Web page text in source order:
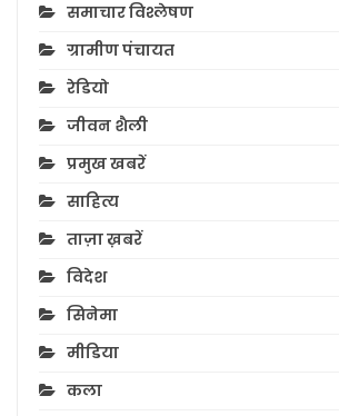
समाचार विश्लेषण
ग्रामीण पंचायत
रेडियो
जीवन शैली
प्रमुख खबरें
साहित्य
ताज़ा ख़बरें
विदेश
सिनेमा
मीडिया
कला